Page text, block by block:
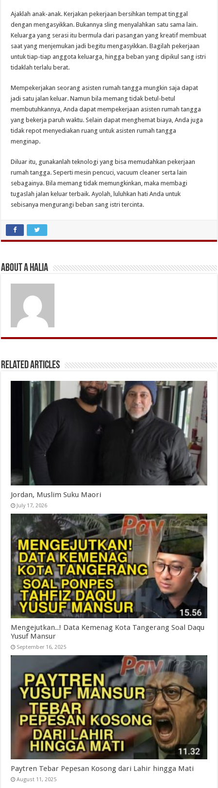
Ajaklah anak-anak. Kerjakan pekerjaan bersihkan tempat tinggal
dengan mengasyikkan. Bukannya sling menyalahkan satu sama lain.
Keluarga yang serasi itu bermula dari pasangan yang kreatif membuat
saat yang menjemukan jadi begitu mengasyikkan. Bagilah pekerjaan
untuk tiap-tiap anggota keluarga, hingga beban yang dipikul sang istri
tidaklah terlalu berat.
Mempekerjakan seorang asisten rumah tangga mungkin saja dapat
jadi satu jalan keluar. Namun bila memang tidak betul-betul
membutuhkannya, Anda dapat mempekerjaan asisten rumah tangga
yang bekerja paruh waktu. Selain dapat menghemat biaya, Anda juga
tidak repot menyediakan ruang untuk asisten rumah tangga
menginap.
Diluar itu, gunakanlah teknologi yang bisa memudahkan pekerjaan
rumah tangga. Seperti mesin pencuci, vacuum cleaner serta lain
sebagainya. Bila memang tidak memungkinkan, maka membagi
tugaslah jalan keluar terbaik. Ayolah, luluhkan hati Anda untuk
sebisanya mengurangi beban sang istri tercinta.
About A Halia
Related Articles
Jordan, Muslim Suku Maori
July 17, 2026
Mengejutkan..! Data Kemenag Kota Tangerang Soal Daqu
Yusuf Mansur
September 16, 2025
Paytren Tebar Pepesan Kosong dari Lahir hingga Mati
August 11, 2025